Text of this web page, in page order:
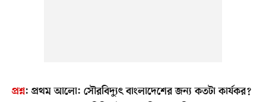
প্রশ্ন: প্রথম আলো: সৌরবিদ্যুৎ বাংলাদেশের জন্য কতটা কার্যকর?